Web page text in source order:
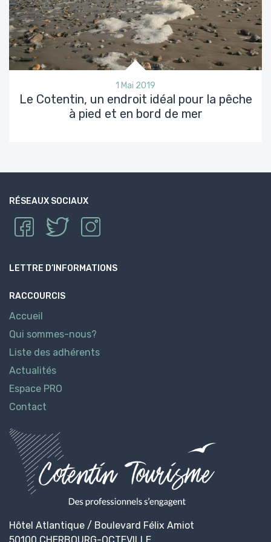
1 Mai 2019
Le Cotentin, un endroit idéal pour la pêche
à pied et en bord de mer
RÉSEAUX SOCIAUX
LETTRE D’INFORMATIONS
RACCOURCIS
Accueil
Qui sommes-nous?
Liste des adhérents
Actualités
Espace PRO
Contact
Hôtel Atlantique / Boulevard Félix Amiot
50100 CHERBOURG-OCTEVILLE